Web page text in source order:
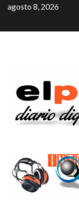
agosto 8, 2026